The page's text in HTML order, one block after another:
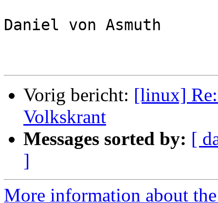
Daniel von Asmuth
Vorig bericht: [linux]
Volkskrant
Messages sorted by: [
]
More information about